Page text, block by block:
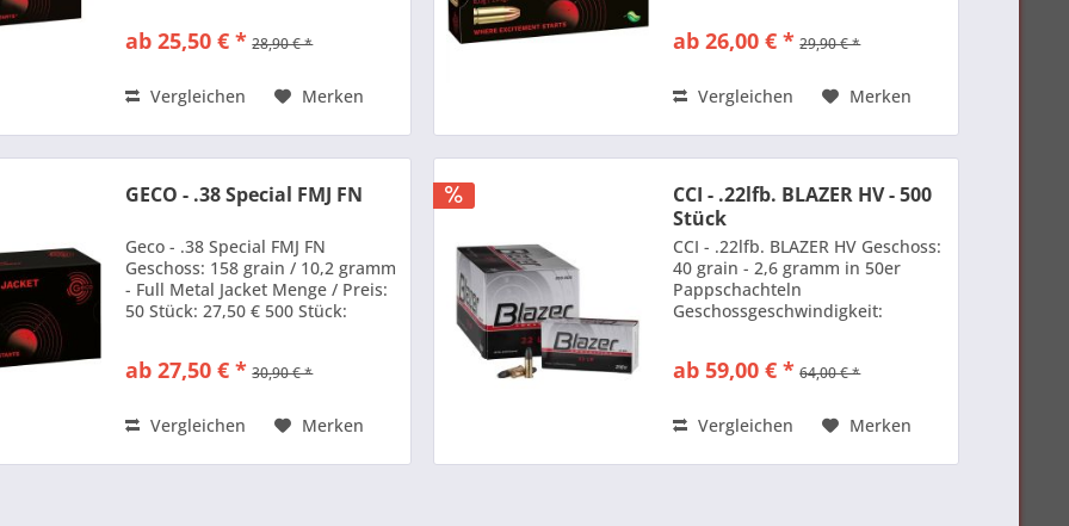
ab 25,50 € * 28,90 € *
Vergleichen Merken
einen Hollow Point Patrone. Sie
herkömmliche...
ab 26,00 € * 29,90 € *
Vergleichen Merken
GECO - .38 Special FMJ FN
Geco - .38 Special FMJ FN
Geschoss: 158 grain / 10,2 gramm
- Full Metal Jacket Menge / Preis:
50 Stück: 27,50 € 500 Stück:
ab 27,50 € * 30,90 € *
Vergleichen Merken
CCI - .22lfb. BLAZER HV - 500
Stück
CCI - .22lfb. BLAZER HV Geschoss:
40 grain - 2,6 gramm in 50er
Pappschachteln
Geschossgeschwindigkeit:
€
ab 59,00 € * 64,00 € *
Vergleichen Merken